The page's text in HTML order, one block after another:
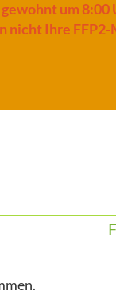
um 8:00
nicht Ihre FFP2-